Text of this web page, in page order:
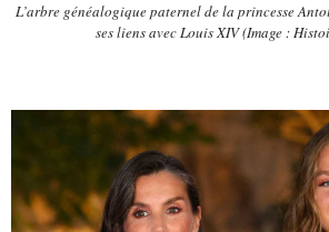
L’arbre généalogique paternel de la princesse
ses liens avec Louis XIV (Image :